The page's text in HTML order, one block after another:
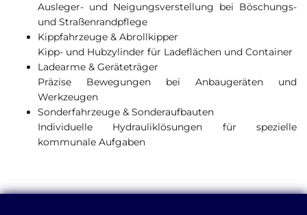
Ausleger- und Neigungsverstellung bei Böschungs-
und Straßenrandpflege
Kippfahrzeuge & Abrollkipper
Kipp- und Hubzylinder für Ladeflächen und Container
Ladearme & Geräteträger
Präzise Bewegungen bei Anbaugeräten und
Werkzeugen
Sonderfahrzeuge & Sonderaufbauten
Individuelle Hydrauliklösungen für spezielle
kommunale Aufgaben